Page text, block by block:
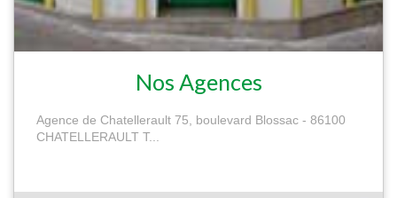
Nos Agences
Agence de Chatellerault 75, boulevard Blossac - 86100
CHATELLERAULT T...